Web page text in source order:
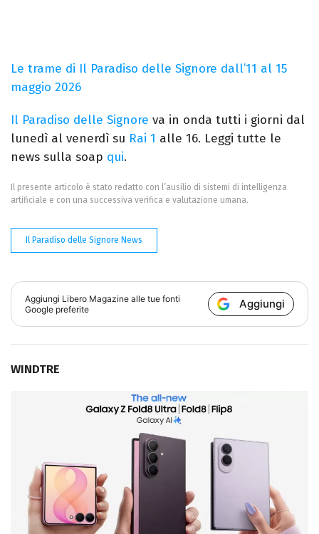
Le trame di Il Paradiso delle Signore dall’11 al 15
maggio 2026
Il Paradiso delle Signore va in onda tutti i giorni dal
lunedì al venerdì su Rai 1 alle 16. Leggi tutte le
news sulla soap qui.
Il presente articolo è stato redatto con l’ausilio di sistemi di intelligenza
artificiale e con una successiva verifica e valutazione umana.
Il Paradiso delle Signore News
Aggiungi Libero Magazine alle tue fonti
Google preferite
Aggiungi
WINDTRE